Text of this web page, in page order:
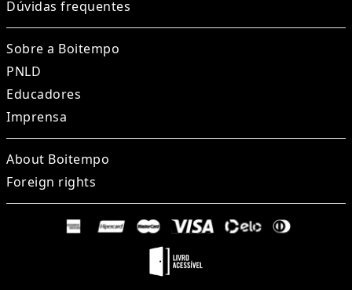
Dúvidas frequentes
Sobre a Boitempo
PNLD
Educadores
Imprensa
About Boitempo
Foreign rights